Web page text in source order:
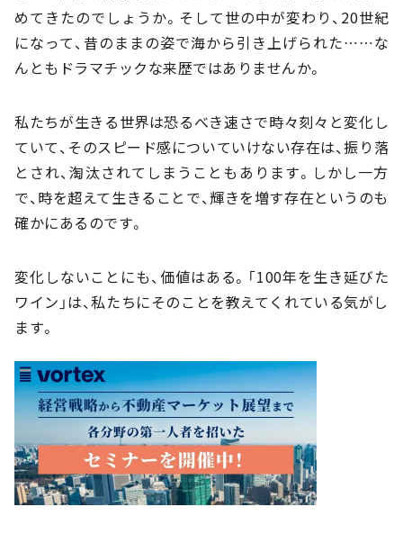
めてきたのでしょうか。そして世の中が変わり、20世紀
になって、昔のままの姿で海から引き上げられた……な
んともドラマチックな来歴ではありませんか。
私たちが生きる世界は恐るべき速さで時々刻々と変化し
ていて、そのスピード感についていけない存在は、振り落
とされ、淘汰されてしまうこともあります。しかし一方
で、時を超えて生きることで、輝きを増す存在というのも
確かにあるのです。
変化しないことにも、価値はある。「100年を生き延びた
ワイン」は、私たちにそのことを教えてくれている気がし
ます。